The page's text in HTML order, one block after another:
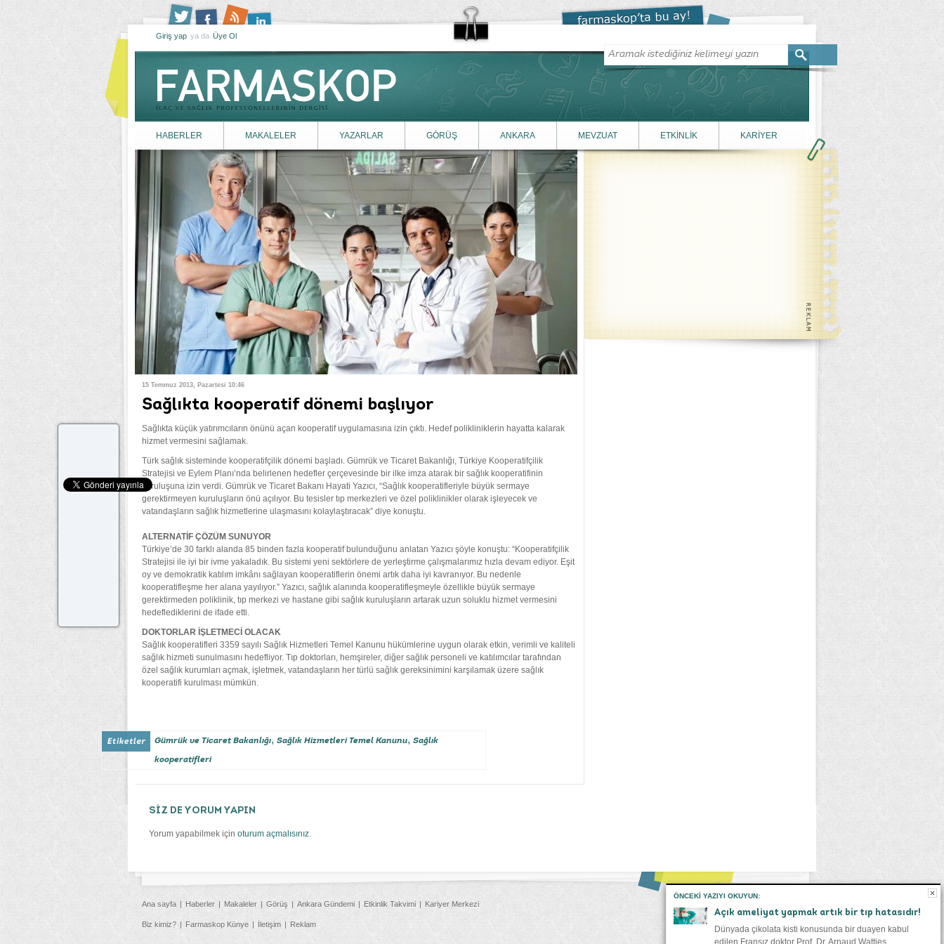
Giriş yap ya da Üye Ol
HABERLER MAKALELER YAZARLAR GÖRÜŞ ANKARA MEVZUAT ETKİNLİK KARİYER
15 Temmuz 2013, Pazartesi 10:46
Sağlıkta kooperatif dönemi başlıyor
Sağlıkta küçük yatırımcıların önünü açan kooperatif uygulamasına izin çıktı. Hedef polikliniklerin hayatta kalarak
hizmet vermesini sağlamak.
Türk sağlık sisteminde kooperatifçilik dönemi başladı. Gümrük ve Ticaret Bakanlığı, Türkiye Kooperatifçilik
Stratejisi ve Eylem Planı’nda belirlenen hedefler çerçevesinde bir ilke imza atarak bir sağlık kooperatifinin
kuruluşuna izin verdi. Gümrük ve Ticaret Bakanı Hayati Yazıcı, “Sağlık kooperatifleriyle büyük sermaye
gerektirmeyen kuruluşların önü açılıyor. Bu tesisler tıp merkezleri ve özel poliklinikler olarak işleyecek ve
vatandaşların sağlık hizmetlerine ulaşmasını kolaylaştıracak” diye konuştu.
ALTERNATİF ÇÖZÜM SUNUYOR
Türkiye’de 30 farklı alanda 85 binden fazla kooperatif bulunduğunu anlatan Yazıcı şöyle konuştu: “Kooperatifçilik
Stratejisi ile iyi bir ivme yakaladık. Bu sistemi yeni sektörlere de yerleştirme çalışmalarımız hızla devam ediyor. Eşit
oy ve demokratik katılım imkânı sağlayan kooperatiflerin önemi artık daha iyi kavranıyor. Bu nedenle
kooperatifleşme her alana yayılıyor.” Yazıcı, sağlık alanında kooperatifleşmeyle özellikle büyük sermaye
gerektirmeden poliklinik, tıp merkezi ve hastane gibi sağlık kuruluşların artarak uzun soluklu hizmet vermesini
hedeflediklerini de ifade etti.
DOKTORLAR İŞLETMECİ OLACAK
Sağlık kooperatifleri 3359 sayılı Sağlık Hizmetleri Temel Kanunu hükümlerine uygun olarak etkin, verimli ve kaliteli
sağlık hizmeti sunulmasını hedefliyor. Tıp doktorları, hemşireler, diğer sağlık personeli ve katılımcılar tarafından
özel sağlık kurumları açmak, işletmek, vatandaşların her türlü sağlık gereksinimini karşılamak üzere sağlık
kooperatifi kurulması mümkün.
Gümrük ve Ticaret Bakanlığı, Sağlık Hizmetleri Temel Kanunu, Sağlık
kooperatifleri
SİZ DE YORUM YAPIN
Yorum yapabilmek için oturum açmalısınız.
Ana sayfa Haberler Makaleler Görüş Ankara Gündemi Etkinlik Takvimi Kariyer Merkezi
Biz kimiz? Farmaskop Künye İletişim Reklam
ÖNCEKI YAZIYI OKUYUN:
Açık ameliyat yapmak artık bir tıp hatasıdır!
Dünyada çikolata kisti konusunda bir duayen kabul
edilen Fransız doktor Prof. Dr. Arnaud Watties,